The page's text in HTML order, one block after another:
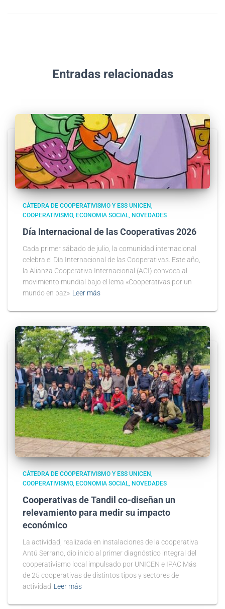
Entradas relacionadas
CÁTEDRA DE COOPERATIVISMO Y ESS UNICEN
COOPERATIVISMO ECONOMIA SOCIAL NOVEDADES
Día Internacional de las Cooperativas 2026
Cada primer sábado de julio, la comunidad internacional
celebra el Día Internacional de las Cooperativas. Este año,
la Alianza Cooperativa Internacional (ACI) convoca al
movimiento mundial bajo el lema «Cooperativas por un
mundo en paz» Leer más
CÁTEDRA DE COOPERATIVISMO Y ESS UNICEN
COOPERATIVISMO ECONOMIA SOCIAL NOVEDADES
Cooperativas de Tandil co-diseñan un
relevamiento para medir su impacto
económico
La actividad, realizada en instalaciones de la cooperativa
Antú Serrano, dio inicio al primer diagnóstico integral del
cooperativismo local impulsado por UNICEN e IPAC Más
de 25 cooperativas de distintos tipos y sectores de
actividad Leer más